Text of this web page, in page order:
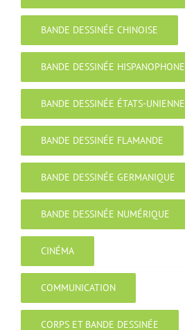
BANDE DESSINÉE CHINOISE
BANDE DESSINÉE HISPANOPHONE
BANDE DESSINÉE ÉTATS-UNIENNE
BANDE DESSINÉE FLAMANDE
BANDE DESSINÉE GERMANIQUE
BANDE DESSINÉE NUMÉRIQUE
CINÉMA
COMMUNICATION
CORPS ET BANDE DESSINÉE